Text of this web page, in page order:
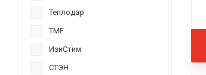
Теплодар
TMF
ИзиСтим
СТЭН